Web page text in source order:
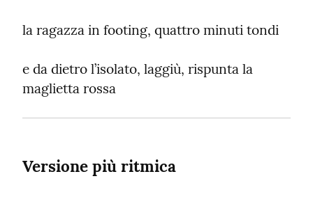
la ragazza in footing, quattro minuti tondi
e da dietro l’isolato, laggiù, rispunta la
maglietta rossa
Versione più ritmica